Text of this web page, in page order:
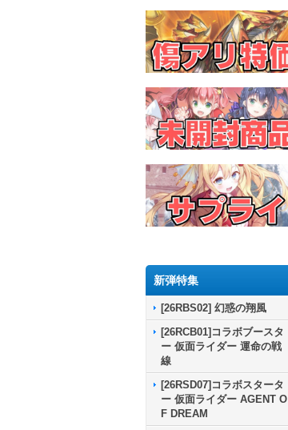
新弾特集
[26RBS02] 幻惑の翔風
[26RCB01]コラボブースタ
ー 仮面ライダー 運命の戦
線
[26RSD07]コラボスタータ
ー 仮面ライダー AGENT O
F DREAM